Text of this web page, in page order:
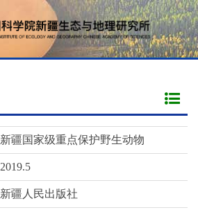
新疆国家级重点保护野生动物
2019.5
新疆人民出版社